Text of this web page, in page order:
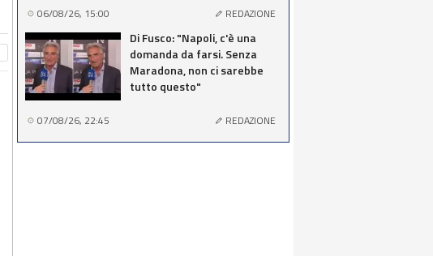
06/08/26, 15:00 REDAZIONE
Di Fusco: "Napoli, c'è una
domanda da farsi. Senza
Maradona, non ci sarebbe
tutto questo"
07/08/26, 22:45 REDAZIONE